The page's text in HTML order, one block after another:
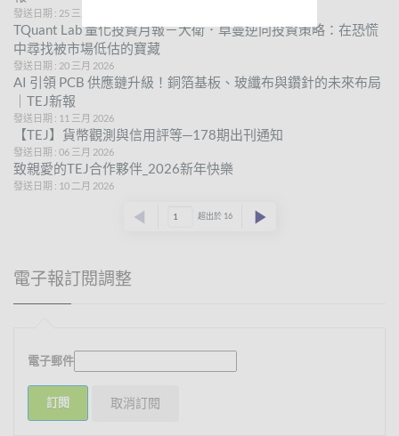
發送日期 : 25 三月 2026
TQuant Lab 量化投資月報－大衛．卓曼逆向投資策略：在恐慌
中尋找被市場低估的寶藏
發送日期 : 20 三月 2026
AI 引領 PCB 供應鏈升級！銅箔基板、玻纖布與鑽針的未來布局
｜TEJ新報
發送日期 : 11 三月 2026
【TEJ】貨幣觀測與信用評等─178期出刊通知
發送日期 : 06 三月 2026
致親愛的TEJ合作夥伴_2026新年快樂
發送日期 : 10 二月 2026
超出於 16
電子報訂閱調整
電子郵件